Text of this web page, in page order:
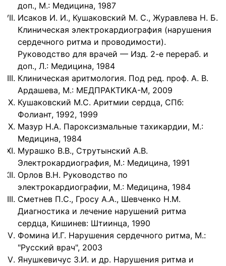
доп., М.: Медицина, 1987
Исаков И. И., Кушаковский М. С., Журавлева Н. Б.
Клиническая электрокардиография (нарушения
сердечного ритма и проводимости).
Руководство для врачей — Изд. 2-е перераб. и
доп., Л.: Медицина, 1984
Клиническая аритмология. Под ред. проф. А. В.
Ардашева, М.: МЕДПРАКТИКА-М, 2009
Кушаковский М.С. Аритмии сердца, СПб:
Фолиант, 1992, 1999
Мазур Н.А. Пароксизмальные тахикардии, М.:
Медицина, 1984
Мурашко В.В., Струтынский А.В.
Электрокардиография, М.: Медицина, 1991
Орлов В.Н. Руководство по
электрокардиографии, М.: Медицина, 1984
Сметнев П.С., Гросу А.А., Шевченко Н.М.
Диагностика и лечение нарушений ритма
сердца, Кишинев: Штиинца, 1990
Фомина И.Г. Нарушения сердечного ритма, М.:
"Русский врач", 2003
Янушкевичус З.И. и др. Нарушения ритма и